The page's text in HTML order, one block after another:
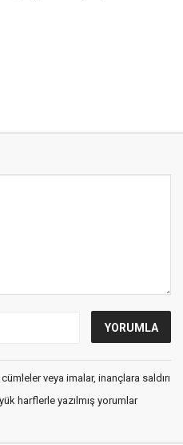
veya imalar, inançlara saldırı
harflerle yazılmış yorumlar